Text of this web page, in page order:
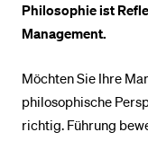
Philosophie ist
Management.
Möchten Sie Ihre
philosophische
richtig. Führung